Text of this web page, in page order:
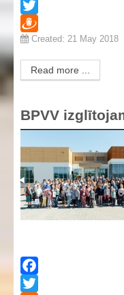
Facebook
Twitter
Draugiem
Created: 21 May 2018
Read more ...
BPVV
Facebook